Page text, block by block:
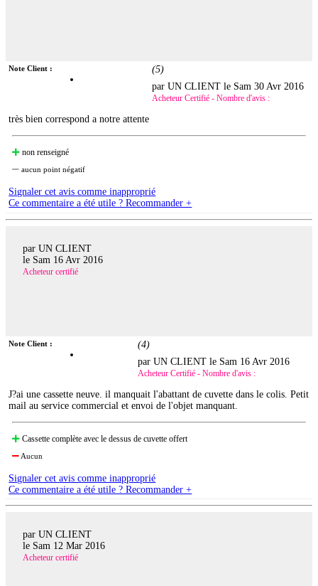
Note Client : (5)
par UN CLIENT le Sam 30 Avr 2016
Acheteur Certifié - Nombre d'avis :
très bien correspond a notre attente
non renseigné
aucun point négatif
Signaler cet avis comme inapproprié
Ce commentaire a été utile ? Recommander +
par UN CLIENT
le Sam 16 Avr 2016
Acheteur certifié
Note Client : (4)
par UN CLIENT le Sam 16 Avr 2016
Acheteur Certifié - Nombre d'avis :
J?ai une cassette neuve. il manquait l'abattant de cuvette dans le colis. Petit
mail au service commercial et envoi de l'objet manquant.
Cassette complète avec le dessus de cuvette offert
Aucun
Signaler cet avis comme inapproprié
Ce commentaire a été utile ? Recommander +
par UN CLIENT
le Sam 12 Mar 2016
Acheteur certifié